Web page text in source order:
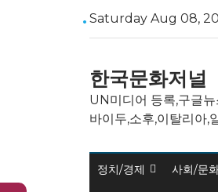
Saturday Aug 08,
한국문화저널
UN미디어 등록,구글뉴
바이두,소후,이탈리아,
정치/경제 사회/문